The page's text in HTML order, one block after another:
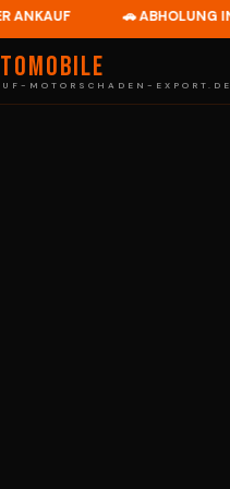
🚗 ABHOLUNG IN 24H
MOTORSCHADEN-EXPORT.DE